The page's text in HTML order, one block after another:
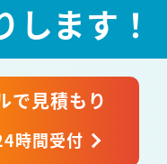
します！
で見積もり
時間受付